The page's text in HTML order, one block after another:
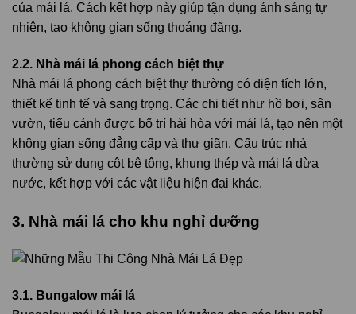
của mái lá. Cách kết hợp này giúp tận dụng ánh sáng tự
nhiên, tạo không gian sống thoáng đãng.
2.2. Nhà mái lá phong cách biệt thự
Nhà mái lá phong cách biệt thự thường có diện tích lớn,
thiết kế tinh tế và sang trọng. Các chi tiết như hồ bơi, sân
vườn, tiểu cảnh được bố trí hài hòa với mái lá, tạo nên một
không gian sống đẳng cấp và thư giãn. Cấu trúc nhà
thường sử dụng cột bê tông, khung thép và mái lá dừa
nước, kết hợp với các vật liệu hiện đại khác.
3. Nhà mái lá cho khu nghỉ dưỡng
3.1. Bungalow mái lá